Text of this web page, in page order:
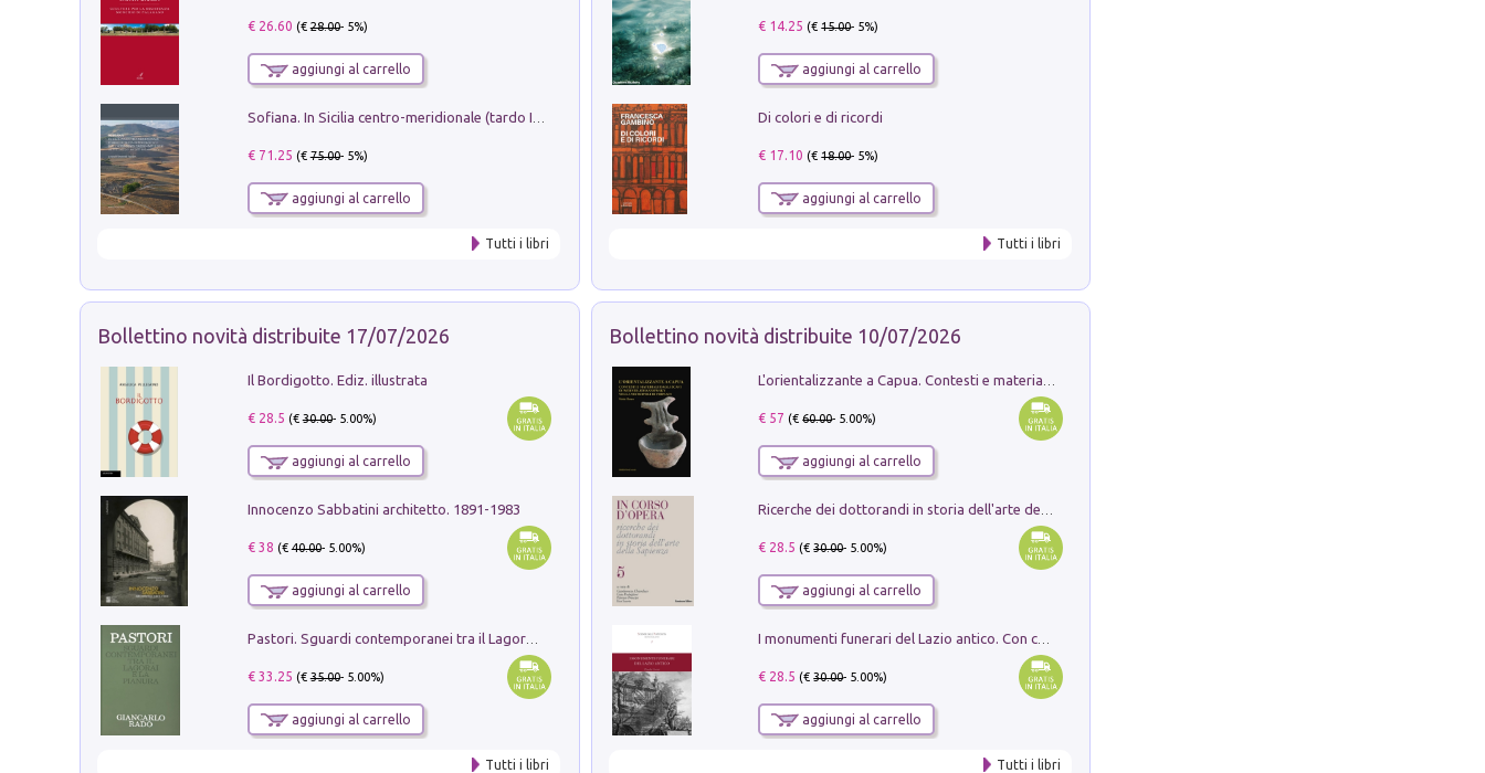
€ 26.60 (€28.00- 5%)
aggiungi al carrello
€ 71.25 (€75.00- 5%)
aggiungi al carrello
Tutti i libri
€ 14.25 (€15.00- 5%)
aggiungi al carrello
Di colori e di ricordi
€ 17.10 (€18.00- 5%)
aggiungi al carrello
Tutti i libri
Bollettino novità distribuite 17/07/2026
Il Bordigotto. Ediz. illustrata
€ 28.5 (€30.00- 5.00%)
aggiungi al carrello
Innocenzo Sabbatini architetto. 1891-1983
€ 38 (€40.00- 5.00%)
aggiungi al carrello
Pastori. Sguardi contemporanei tra il Lagorai e la pianura. Ediz. illustrata
€ 33.25 (€35.00- 5.00%)
aggiungi al carrello
Tutti i libri
Bollettino novità distribuite 10/07/2026
€ 57 (€60.00- 5.00%)
aggiungi al carrello
€ 28.5 (€30.00- 5.00%)
aggiungi al carrello
€ 28.5 (€30.00- 5.00%)
aggiungi al carrello
Tutti i libri